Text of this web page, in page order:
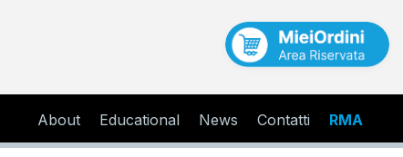
About Educational News Contatti RMA